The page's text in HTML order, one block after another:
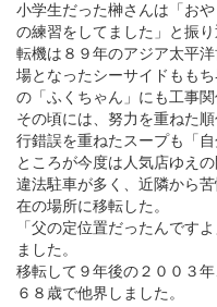
小学生だった榊さんは「お
の練習をしてました」と振り
転機は８９年のアジア太平
場となったシーサイドもも
の「ふくちゃん」にも工事
その頃には、努力を重ねた
行錯誤を重ねたスープも「
ところが今度は人気店ゆえの
違法駐車が多く、近隣から
在の場所に移転した。
「父の定位置だったんです
ました。
移転して９年後の２００３
６８歳で他界しました。